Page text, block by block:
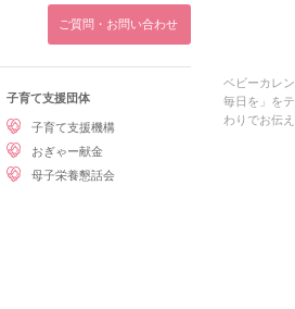
ご質問・お問い合わせ
子育て支援団体
子育て支援機構
おぎゃー献金
母子栄養懇話会
ベビーカレ
毎日を」を
わりでお伝え